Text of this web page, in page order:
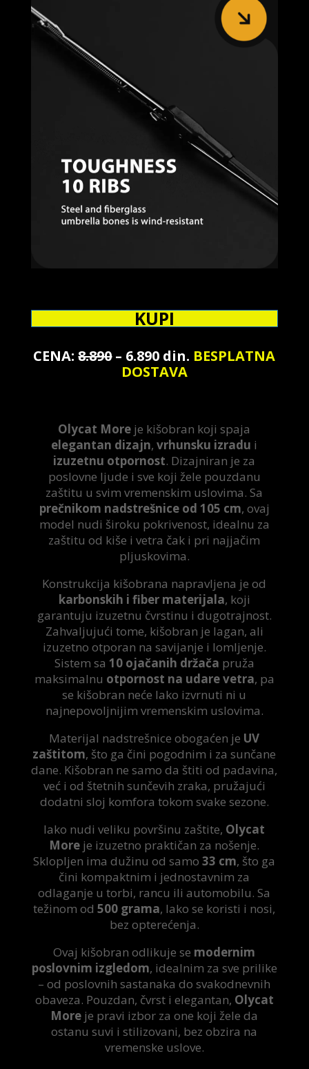
KUPI
CENA:8.890– 6.890 din. BESPLATNA
DOSTAVA
Olycat More je kišobran koji spaja
elegantan dizajn,vrhunsku izradu i
izuzetnu otpornost. Dizajniran je za
poslovne ljude i sve koji žele pouzdanu
zaštitu u svim vremenskim uslovima. Sa
prečnikom nadstrešnice od 105 cm, ovaj
model nudi široku pokrivenost, idealnu za
zaštitu od kiše i vetra čak i pri najjačim
pljuskovima.
Konstrukcija kišobrana napravljena je od
karbonskih i fiber materijala, koji
garantuju izuzetnu čvrstinu i dugotrajnost.
Zahvaljujući tome, kišobran je lagan, ali
izuzetno otporan na savijanje i lomljenje.
Sistem sa 10 ojačanih držača pruža
maksimalnu otpornost na udare vetra, pa
se kišobran neće lako izvrnuti ni u
najnepovoljnijim vremenskim uslovima.
Materijal nadstrešnice obogaćen je UV
zaštitom, što ga čini pogodnim i za sunčane
dane. Kišobran ne samo da štiti od padavina,
već i od štetnih sunčevih zraka, pružajući
dodatni sloj komfora tokom svake sezone.
Iako nudi veliku površinu zaštite, Olycat
More je izuzetno praktičan za nošenje.
Sklopljen ima dužinu od samo33 cm, što ga
čini kompaktnim i jednostavnim za
odlaganje u torbi, rancu ili automobilu. Sa
težinom od500 grama, lako se koristi i nosi,
bez opterećenja.
Ovaj kišobran odlikuje se modernim
poslovnim izgledom, idealnim za sve prilike
– od poslovnih sastanaka do svakodnevnih
obaveza. Pouzdan, čvrst i elegantan, Olycat
More je pravi izbor za one koji žele da
ostanu suvi i stilizovani, bez obzira na
vremenske uslove.